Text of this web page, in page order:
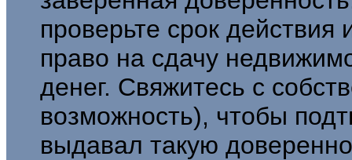
проверьте срок
право на сдачу
денег. Свяжитесь с
возможность), чтобы
выдавал такую